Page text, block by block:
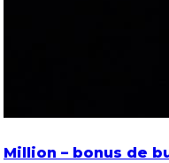
Million – bonus de